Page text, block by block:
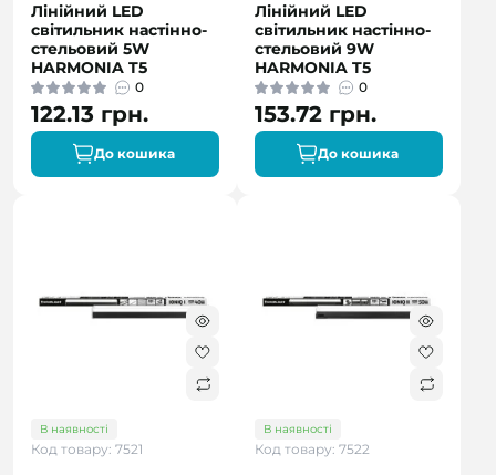
Лінійний LED
світильник настінно-
стельовий 5W
HARMONIA T5
0
122.13 грн.
До кошика
Лінійний LED
світильник настінно-
стельовий 9W
HARMONIA T5
0
153.72 грн.
До кошика
В наявності
Код товару: 7521
В наявності
Код товару: 7522